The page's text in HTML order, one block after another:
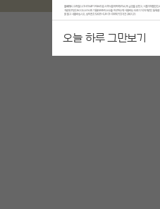
오늘 하루 그만보기